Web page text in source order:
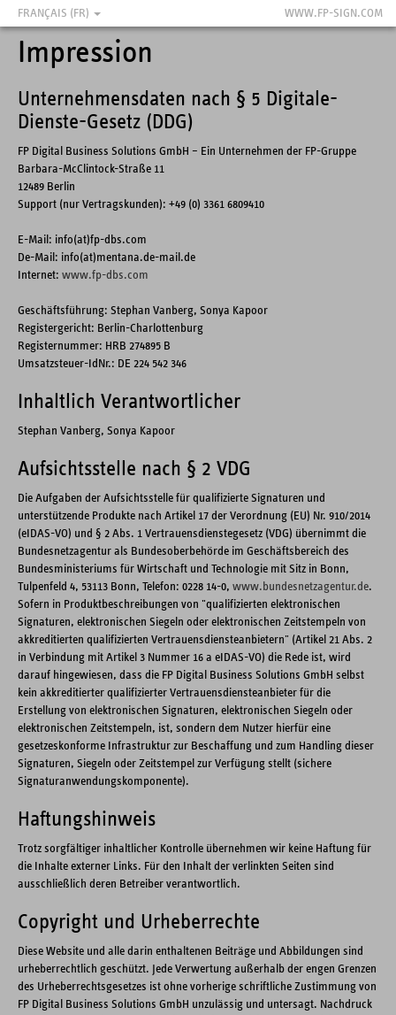
FRANÇAIS (FR) WWW.FP-SIGN.COM
Impression
Unternehmensdaten nach § 5 Digitale-
Dienste-Gesetz (DDG)
FP Digital Business Solutions GmbH – Ein Unternehmen der FP-Gruppe
Barbara-McClintock-Straße 11
12489 Berlin
Support (nur Vertragskunden): +49 (0) 3361 6809410
E-Mail: info(at)fp-dbs.com
De-Mail: info(at)mentana.de-mail.de
Internet: www.fp-dbs.com
Geschäftsführung: Stephan Vanberg, Sonya Kapoor
Registergericht: Berlin-Charlottenburg
Registernummer: HRB 274895 B
Umsatzsteuer-IdNr.: DE 224 542 346
Inhaltlich Verantwortlicher
Stephan Vanberg, Sonya Kapoor
Aufsichtsstelle nach § 2 VDG
Die Aufgaben der Aufsichtsstelle für qualifizierte Signaturen und
unterstützende Produkte nach Artikel 17 der Verordnung (EU) Nr. 910/2014
(eIDAS-VO) und § 2 Abs. 1 Vertrauensdienstegesetz (VDG) übernimmt die
Bundesnetzagentur als Bundesoberbehörde im Geschäftsbereich des
Bundesministeriums für Wirtschaft und Technologie mit Sitz in Bonn,
Tulpenfeld 4, 53113 Bonn, Telefon: 0228 14-0, www.bundesnetzagentur.de.
Sofern in Produktbeschreibungen von "qualifizierten elektronischen
Signaturen, elektronischen Siegeln oder elektronischen Zeitstempeln von
akkreditierten qualifizierten Vertrauensdiensteanbietern" (Artikel 21 Abs. 2
in Verbindung mit Artikel 3 Nummer 16 a eIDAS-VO) die Rede ist, wird
darauf hingewiesen, dass die FP Digital Business Solutions GmbH selbst
kein akkreditierter qualifizierter Vertrauensdiensteanbieter für die
Erstellung von elektronischen Signaturen, elektronischen Siegeln oder
elektronischen Zeitstempeln, ist, sondern dem Nutzer hierfür eine
gesetzeskonforme Infrastruktur zur Beschaffung und zum Handling dieser
Signaturen, Siegeln oder Zeitstempel zur Verfügung stellt (sichere
Signaturanwendungskomponente).
Haftungshinweis
Trotz sorgfältiger inhaltlicher Kontrolle übernehmen wir keine Haftung für
die Inhalte externer Links. Für den Inhalt der verlinkten Seiten sind
ausschließlich deren Betreiber verantwortlich.
Copyright und Urheberrechte
Diese Website und alle darin enthaltenen Beiträge und Abbildungen sind
urheberrechtlich geschützt. Jede Verwertung außerhalb der engen Grenzen
des Urheberrechtsgesetzes ist ohne vorherige schriftliche Zustimmung von
FP Digital Business Solutions GmbH unzulässig und untersagt. Nachdruck